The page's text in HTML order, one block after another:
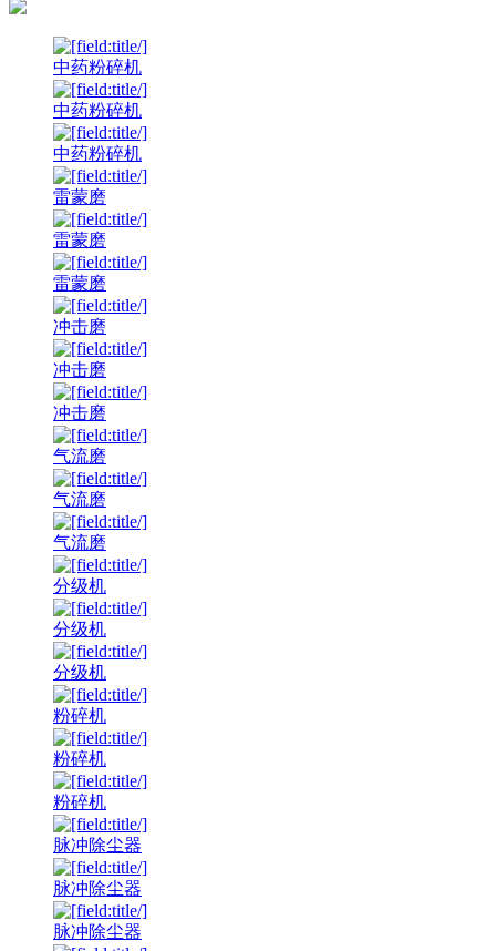
中药粉碎机
中药粉碎机
中药粉碎机
雷蒙磨
雷蒙磨
雷蒙磨
冲击磨
冲击磨
冲击磨
气流磨
气流磨
气流磨
分级机
分级机
分级机
粉碎机
粉碎机
粉碎机
脉冲除尘器
脉冲除尘器
脉冲除尘器